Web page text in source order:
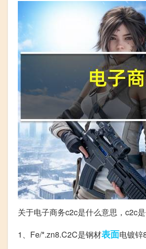
关于电子商务c2c是什么意思，c2c
1、Fe/*.zn8.C2C是钢材表面电镀锌